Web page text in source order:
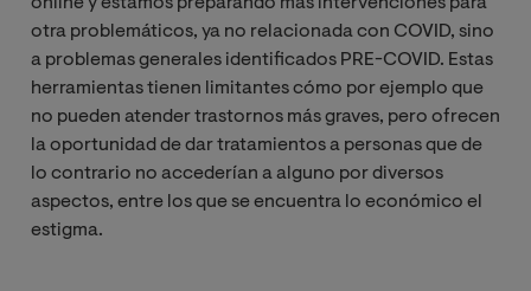
otra problemáticos, ya no relacionada con COVID, sino
a problemas generales identificados PRE-COVID. Estas
herramientas tienen limitantes cómo por ejemplo que
no pueden atender trastornos más graves, pero ofrecen
la oportunidad de dar tratamientos a personas que de
lo contrario no accederían a alguno por diversos
aspectos, entre los que se encuentra lo económico el
estigma.